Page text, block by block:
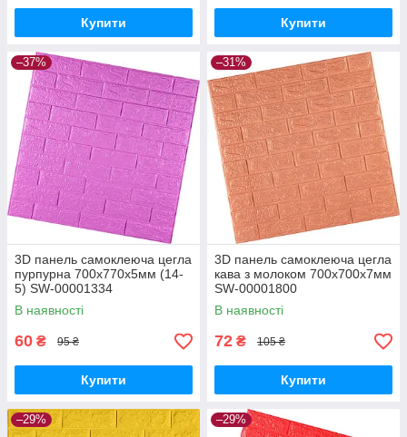
Купити Купити
–37%
3D панель самоклеюча цегла
пурпурна 700х770х5мм (14-
5) SW-00001334
В наявності
60 ₴ 95 ₴
Купити
–31%
3D панель самоклеюча цегла
кава з молоком 700x700x7мм
SW-00001800
В наявності
72 ₴ 105 ₴
Купити
–29% –29%